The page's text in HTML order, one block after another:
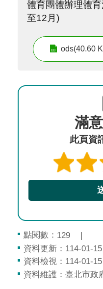
體育團體辦理體
至12月)
ods(40.60
滿
此頁資
點閱數： 129
資料更新：114-01-
資料檢視：114-01-
資料維護：臺北市政